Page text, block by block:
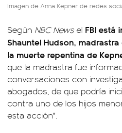
Imagen de Anna Kepner de redes
Según NBC Newsel FBI está
Shauntel Hudson,
la muerte repentina de
que la madrastra fue
conversaciones con
abogados, de que podría
contra uno de los hijos
esta acción".